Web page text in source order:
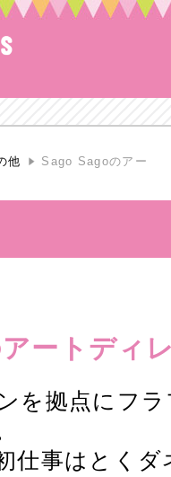
他
Sago Sagoのアー
ートディ
を拠点にフ
仕事はとくダ